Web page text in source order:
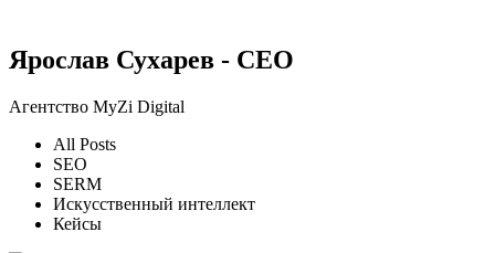
Ярослав Сухарев - CEO
Агентство MyZi Digital
All Posts
SEO
SERM
Искусственный интеллект
Кейсы